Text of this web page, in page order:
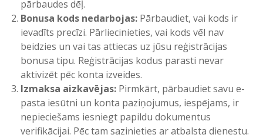
pārbaudes dēļ.
Bonusa kods nedarbojas: Pārbaudiet, vai kods ir
ievadīts precīzi. Pārliecinieties, vai kods vēl nav
beidzies un vai tas attiecas uz jūsu reģistrācijas
bonusa tipu. Reģistrācijas kodus parasti nevar
aktivizēt pēc konta izveides.
Izmaksa aizkavējas: Pirmkārt, pārbaudiet savu e-
pasta iesūtni un konta paziņojumus, iespējams, ir
nepieciešams iesniegt papildu dokumentus
verifikācijai. Pēc tam sazinieties ar atbalsta dienestu.